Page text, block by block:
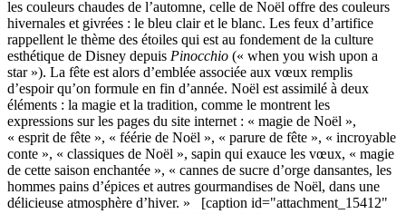
les couleurs chaudes de l’automne, celle de Noël offre des couleurs
hivernales et givrées : le bleu clair et le blanc. Les feux d’artifice
rappellent le thème des étoiles qui est au fondement de la culture
esthétique de Disney depuis Pinocchio (« when you wish upon a
star »). La fête est alors d’emblée associée aux vœux remplis
d’espoir qu’on formule en fin d’année. Noël est assimilé à deux
éléments : la magie et la tradition, comme le montrent les
expressions sur les pages du site internet : « magie de Noël »,
« esprit de fête », « féérie de Noël », « parure de fête », « incroyable
conte », « classiques de Noël », sapin qui exauce les vœux, « magie
de cette saison enchantée », « cannes de sucre d’orge dansantes, les
hommes pains d’épices et autres gourmandises de Noël, dans une
délicieuse atmosphère d’hiver. » [caption id="attachment_15412"